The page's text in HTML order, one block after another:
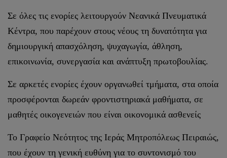
Σε όλες τις ενορίες λειτουργούν Νεανικά Πνευματικά
Κέντρα, που παρέχουν στους νέους τη δυνατότητα για
δημιουργική απασχόληση, ψυχαγωγία, άθληση,
επικοινωνία, συνεργασία και ανάπτυξη πρωτοβουλίας.
Σε αρκετές ενορίες έχουν οργανωθεί τμήματα, στα οποία
προσφέρονται δωρεάν φροντιστηριακά μαθήματα, σε
μαθητές οικογενειών που είναι οικονομικά ασθενείς
Το Γραφείο Νεότητος της Ιεράς Μητροπόλεως Πειραιώς,
που έχουν τη γενική ευθύνη για το συντονισμό του